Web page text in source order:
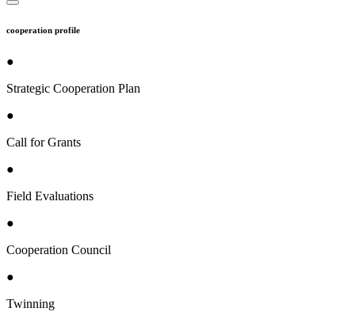
cooperation profile
●
Strategic Cooperation Plan
●
Call for Grants
●
Field Evaluations
●
Cooperation Council
●
Twinning